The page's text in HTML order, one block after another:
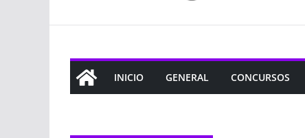
INICIO GENERAL CONCURSOS